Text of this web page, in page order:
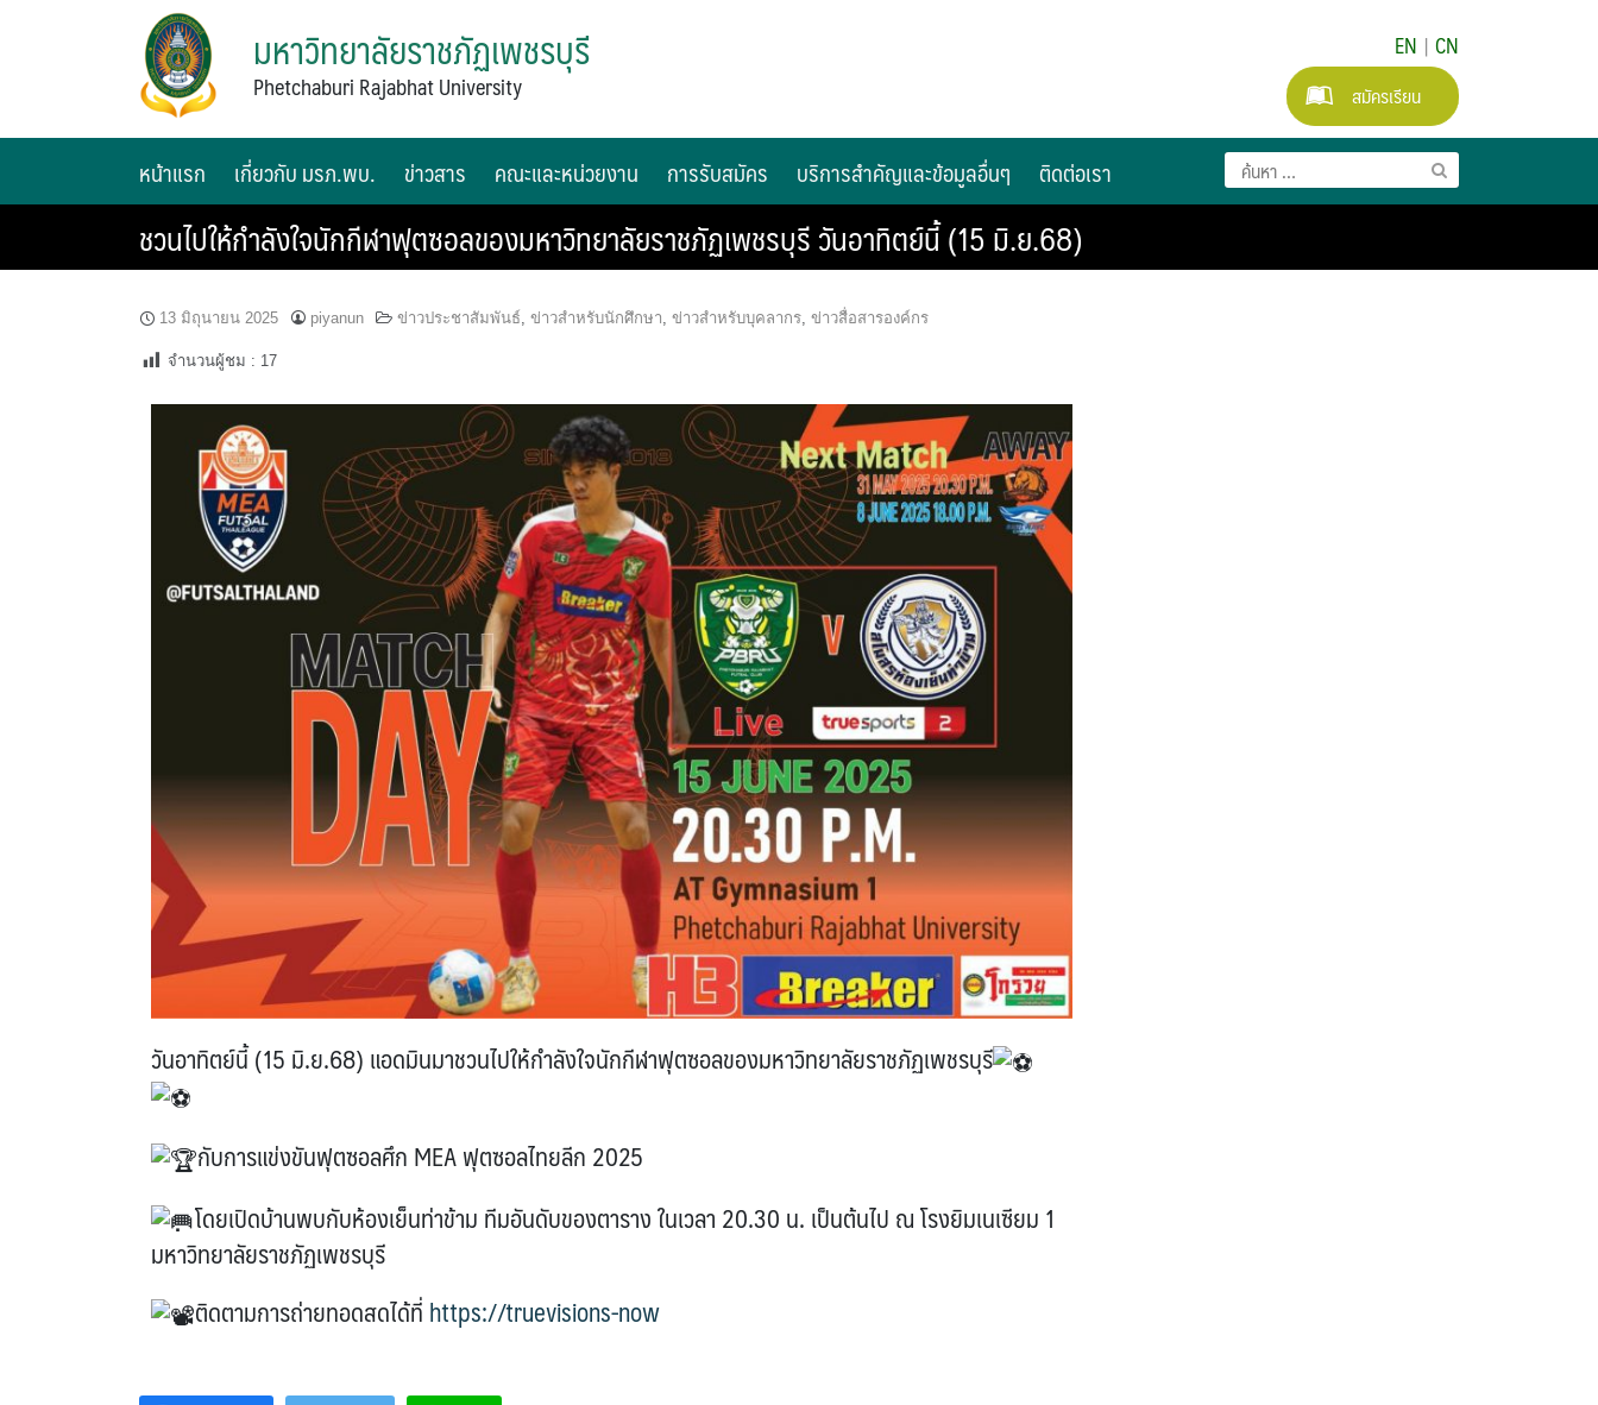
มหาวิทยาลัยราชภัฏเพชรบุรี
Phetchaburi Rajabhat University
EN | CN
สมัครเรียน
หน้าแรก เกี่ยวกับ มรภ.พบ. ข่าวสาร คณะและหน่วยงาน การรับสมัคร บริการสำคัญและข้อมูลอื่นๆ ติดต่อเรา
ชวนไปให้กำลังใจนักกีฬาฟุตซอลของมหาวิทยาลัยราชภัฏเพชรบุรี วันอาทิตย์นี้ (15 มิ.ย.68)
13 มิถุนายน 2025 piyanun ข่าวประชาสัมพันธ์, ข่าวสำหรับนักศึกษา, ข่าวสำหรับบุคลากร, ข่าวสื่อสารองค์กร
จำนวนผู้ชม : 17
วันอาทิตย์นี้ (15 มิ.ย.68) แอดมินมาชวนไปให้กำลังใจนักกีฬาฟุตซอลของมหาวิทยาลัยราชภัฏเพชรบุรี
กับการแข่งขันฟุตซอลศึก MEA ฟุตซอลไทยลีก 2025
โดยเปิดบ้านพบกับห้องเย็นท่าข้าม ทีมอันดับของตาราง ในเวลา 20.30 น. เป็นต้นไป ณ โรงยิมเนเซียม 1
มหาวิทยาลัยราชภัฏเพชรบุรี
ติดตามการถ่ายทอดสดได้ที่ https://truevisions-now